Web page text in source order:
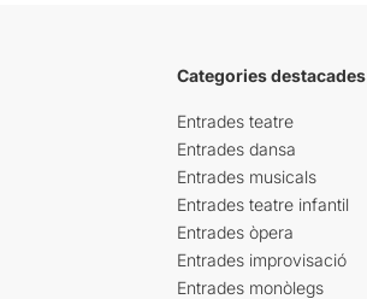
Categories destacades
Entrades teatre
Entrades dansa
Entrades musicals
Entrades teatre infantil
Entrades òpera
Entrades improvisació
Entrades monòlegs